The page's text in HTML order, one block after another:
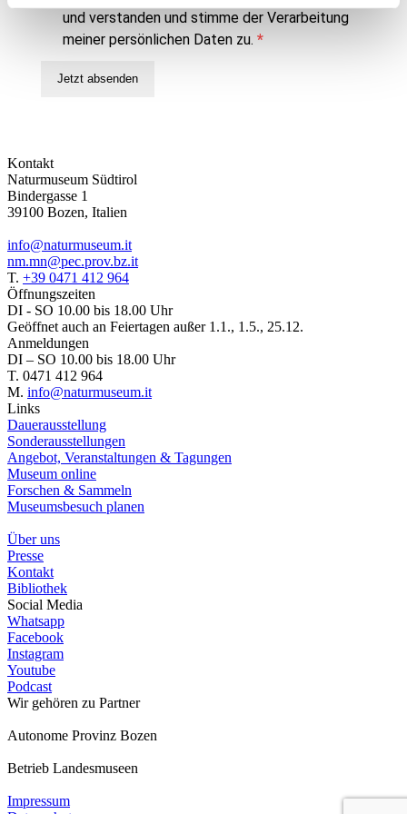
und verstanden und stimme der Verarbeitung
meiner persönlichen Daten zu.
Jetzt absenden
Kontakt
Naturmuseum Südtirol
Bindergasse 1
39100 Bozen, Italien
info@naturmuseum.it
nm.mn@pec.prov.bz.it
T. +39 0471 412 964
Öffnungszeiten
DI - SO 10.00 bis 18.00 Uhr
Geöffnet auch an Feiertagen außer 1.1., 1.5., 25.12.
Anmeldungen
DI – SO 10.00 bis 18.00 Uhr
T. 0471 412 964
M. info@naturmuseum.it
Links
Dauerausstellung
Sonderausstellungen
Angebot, Veranstaltungen & Tagungen
Museum online
Forschen & Sammeln
Museumsbesuch planen
Über uns
Presse
Kontakt
Bibliothek
Social Media
Whatsapp
Facebook
Instagram
Youtube
Podcast
Wir gehören zu Partner
Autonome Provinz Bozen
Betrieb Landesmuseen
Impressum